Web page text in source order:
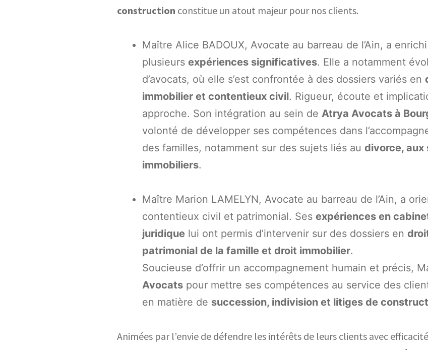
construction constitue un atout majeur pour nos clients.
Maître Alice BADOUX, Avocate au barreau de l’Ain, a
plusieurs expériences significatives. Elle a notamment
d’avocats, où elle s’est confrontée à des dossiers variés en
immobilier et contentieux civil. Rigueur, écoute et
approche. Son intégration au sein de Atrya Avocats à
volonté de développer ses compétences dans
des familles, notamment sur des sujets liés au divorce, aux
immobiliers.
Maître Marion LAMELYN, Avocate au barreau de l’Ain, a
contentieux civil et patrimonial. Ses expériences en
juridique lui ont permis d’intervenir sur des dossiers en
patrimonial de la famille et droit immobilier.
Soucieuse d’offrir un accompagnement humain et précis,
Avocats pour mettre ses compétences au service des
en matière de succession, indivision et litiges de
Animées par l’envie de défendre les intérêts de leurs clients avec